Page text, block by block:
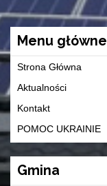
Menu główne
Strona Główna
Aktualności
Kontakt
POMOC UKRAINIE
Gmina